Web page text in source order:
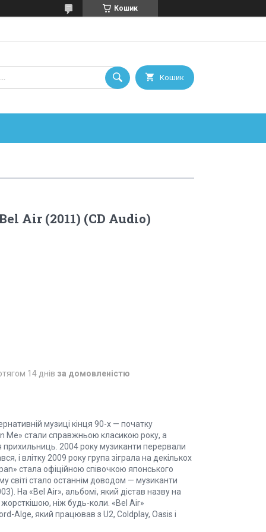
Кошик
Кошик
Air (2011) (CD Audio)
14 днів за домовленістю
музиці кінця 90-х — початку
Me» стали справжньою класикою року, а
2004 року музиканти перервали
і влітку 2009 року група зіграла на декількох
стала офіційною співочкою японського
світі стало останнім доводом — музиканти
На «Bel Air», альбомі, який дістав назву на
ніж будь-коли. «Bel Air»
Alge, який працював з U2, Coldplay, Oasis і